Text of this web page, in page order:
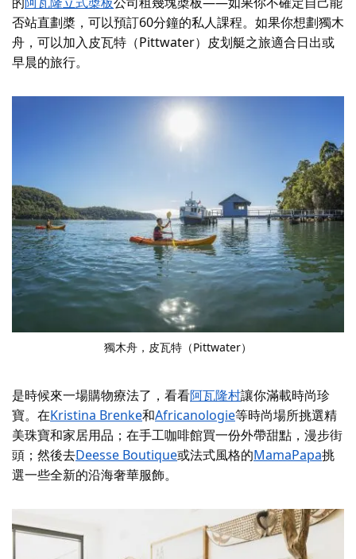
否站直劃槳，可以預訂60分鐘的私人課程。如果你想劃獨木
舟，可以加入皮瓦特（Pittwater）皮划艇之旅適合日出或
早晨的旅行。
獨木舟 ，皮瓦特（Pittwater）
是時候來一場購物療法了，看看阿瓦隆村讓你滿載時尚珍
寶。在Kristina Brenke和Africanologie等時尚場所挑選精
美珠寶和家居用品 ；在手工咖啡館買一份外帶甜點，漫步街
頭；然後去Deesse Boutique或法式風格的MamaPapa挑
選一些全新的沿海奢華服飾。